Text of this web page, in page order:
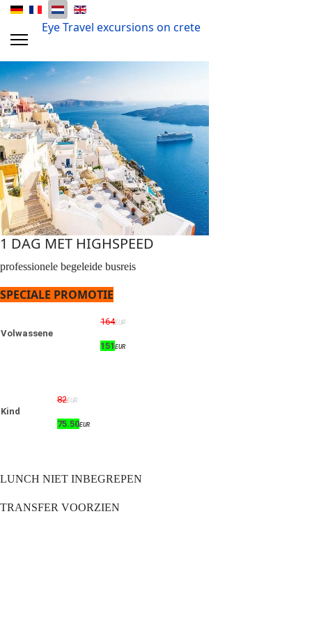
Eye Travel excursions on crete
1 DAG MET HIGHSPEED
professionele begeleide busreis
SPECIALE PROMOTIE
Volwassene
164EUR
151 EUR
Kind
82EUR
75.50EUR
LUNCH NIET INBEGREPEN
TRANSFER VOORZIEN